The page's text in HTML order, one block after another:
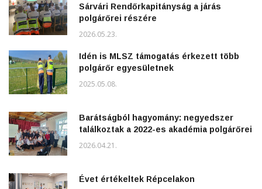
Sárvári Rendőrkapitányság a járás
polgárőrei részére
2026.05.23.
Idén is MLSZ támogatás érkezett több
polgárőr egyesületnek
2025.05.08.
Barátságból hagyomány: negyedszer
találkoztak a 2022-es akadémia polgárőrei
2026.04.21.
Évet értékeltek Répcelakon